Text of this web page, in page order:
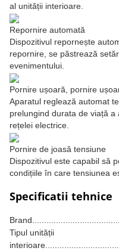
al unității interioare.
Repornire automată
Dispozitivul repornește
repornire, se păstrează
evenimentului.
Pornire ușoară, pornire
Aparatul reglează automat
prelungind durata de viață
rețelei electrice.
Pornire de joasă tensiune
Dispozitivul este capabil să
condițiile în care tensiunea
Specificatii tehnice
Tipul unității